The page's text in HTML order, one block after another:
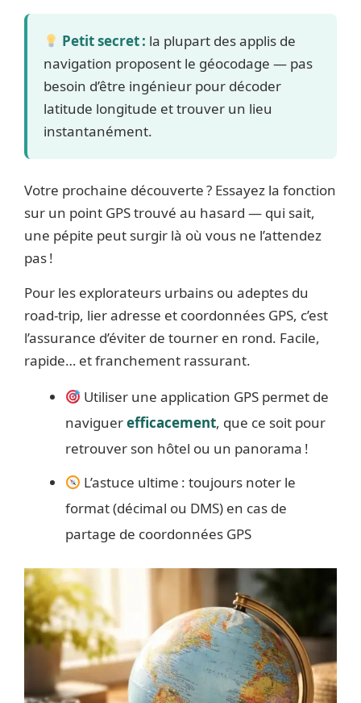
Petit secret : la plupart des applis de
navigation proposent le géocodage — pas
besoin d’être ingénieur pour décoder
latitude longitude et trouver un lieu
instantanément.
Votre prochaine découverte ? Essayez la fonction
sur un point GPS trouvé au hasard — qui sait,
une pépite peut surgir là où vous ne l’attendez
pas !
Pour les explorateurs urbains ou adeptes du
road-trip, lier adresse et coordonnées GPS, c’est
l’assurance d’éviter de tourner en rond. Facile,
rapide… et franchement rassurant.
Utiliser une application GPS permet de
naviguerefficacement, que ce soit pour
retrouver son hôtel ou un panorama !
L’astuce ultime : toujours noter le
format (décimal ou DMS) en cas de
partage de coordonnées GPS